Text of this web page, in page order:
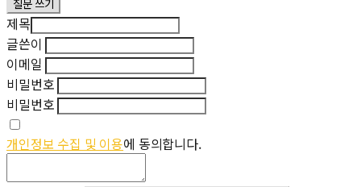
질문 쓰기
제목
글쓴이
이메일
비밀번호
비밀번호
개인정보 수집 및 이용에 동의합니다.